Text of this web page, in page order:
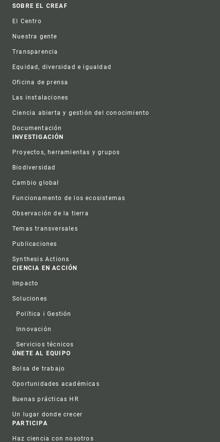
Footer
SOBRE EL CREAF
El Centro
Nuestra gente
Transparencia
Equidad, diversidad e igualdad
Oficina de prensa
Las instalaciones
Ciencia abierta y gestión del conocimiento
Documentación
INVESTIGACIÓN
Proyectos, herramientas y grupos
Biodiversidad
Cambio global
Funcionamento de los ecosistemas
Observación de la tierra
Temas transversales
Publicaciones
Synthesis Actions
CIENCIA EN ACCIÓN
Impacto
Soluciones
Política i Gestión
Innovación
Servicios técnicos
ÚNETE AL EQUIPO
Bolsa de trabajo
Oportunidades académicas
Buenas prácticas HR
Un lugar donde crecer
PARTICIPA
Haz ciencia con nosotros